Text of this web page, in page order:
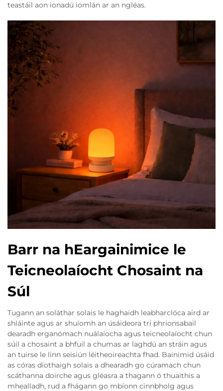
teastáil aon ionadú iomlán ar an ngléas.
Barr na hEargainimice le
Teicneolaíocht Chosaint na
Súl
Tugann an soláthar solais le haghaidh leabharclóca aird ar
shláinte agus ar shuíomh an úsáideora trí phrionsabail
dearadh erganómach nuálaíocha agus teicneolaíocht chun
súil a chosaint a bhfuil a chumas ar laghdú an stráin agus
an tuirse le linn seisiún léitheoireachta fhad. Bainimid úsáid
as córas díothaigh solais a dhearadh go cúramach chun
scáthanna doirche agus gléasra a thagann ó thuaithis a
mhealladh, rud a fhágann go mbíonn cinnbholg agus